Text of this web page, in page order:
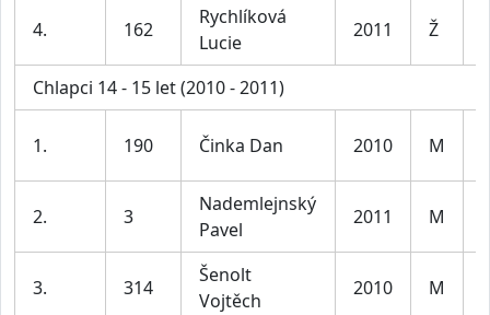
4. 162
Rychlíková
Lucie
2011 Ž
Chlapci 14 - 15 let (2010 - 2011)
1. 190 Činka Dan 2010 M
2. 3
Nademlejnský
Pavel
2011 M
3. 314
Šenolt
Vojtěch
2010 M